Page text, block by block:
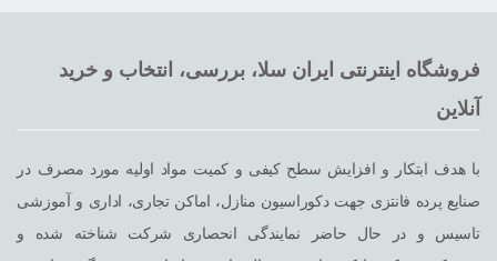
فروشگاه اینترنتی ایران سلا، بررسی، انتخاب و خرید
آنلاین
با هدف ابتکار و افزایش سطح کیفی و کمیت مواد اولیه مورد مصرف در
صنایع پرده فانتزی جهت دکوراسیون منازل، اماکن تجاری، اداری و آموزشی
تاسیس و در حال حاضر نمایندگی انحصاری شرکت شناخته شده و